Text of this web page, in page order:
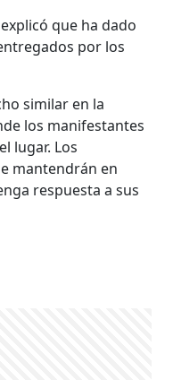
que ha dado
por los
similar en la
los manifestantes
lugar. Los
mantendrán en
respuesta a sus